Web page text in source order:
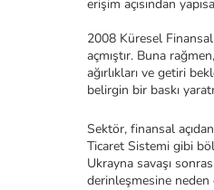
erişim açısından
2008 Küresel
açmıştır. Buna
ağırlıkları ve getiri
belirgin bir baskı
Sektör, finansal
Ticaret Sistemi gibi
Ukrayna savaşı
derinleşmesine